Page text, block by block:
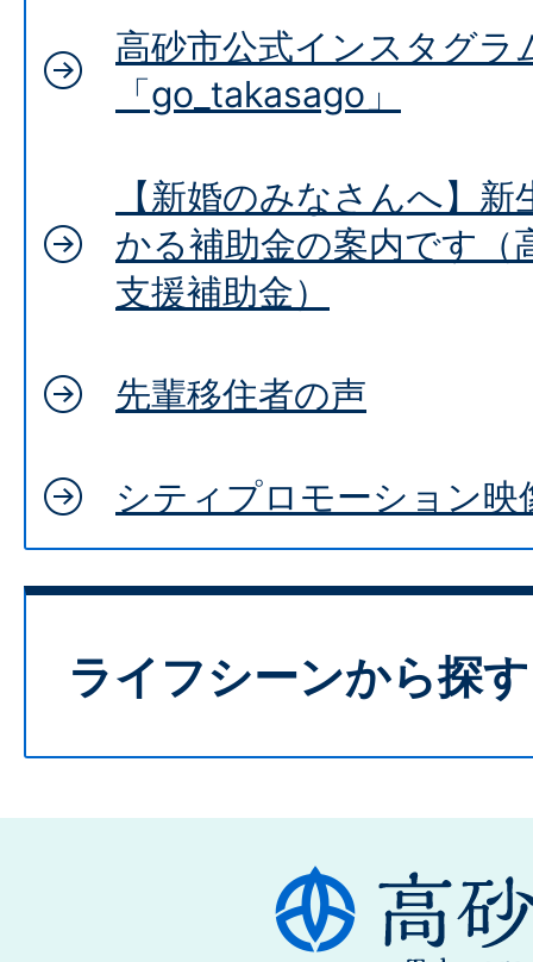
高砂市公式インスタグラ
「go_takasago」
【新婚のみなさんへ】
かる補助金の案内です（
支援補助金）
先輩移住者の声
シティプロモーション映
ライフシーンから探す